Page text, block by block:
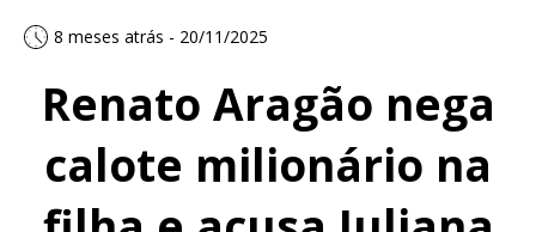
8 meses atrás - 20/11/2025
Renato Aragão nega
calote milionário na